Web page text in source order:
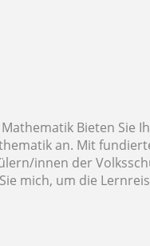
Bieten Sie
an. Mit
innen der
mich, um die